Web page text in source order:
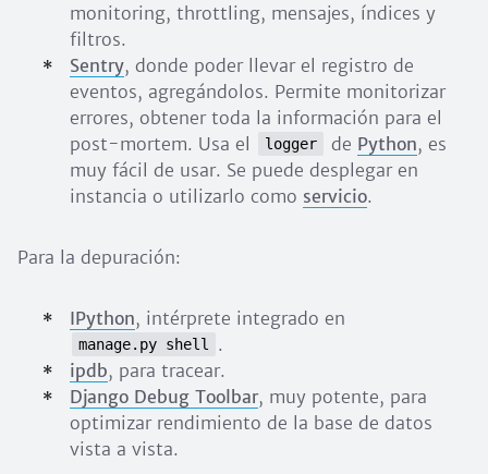
monitoring, throttling, mensajes, índices y
filtros.
Sentry, donde poder llevar el registro de
eventos, agregándolos. Permite monitorizar
errores, obtener toda la información para el
post-mortem. Usa el
logger de Python, es
muy fácil de usar. Se puede desplegar en
instancia o utilizarlo como servicio.
Para la depuración:
IPython, intérprete integrado en
manage.py shell
.
ipdb, para tracear.
Django Debug Toolbar, muy potente, para
optimizar rendimiento de la base de datos
vista a vista.